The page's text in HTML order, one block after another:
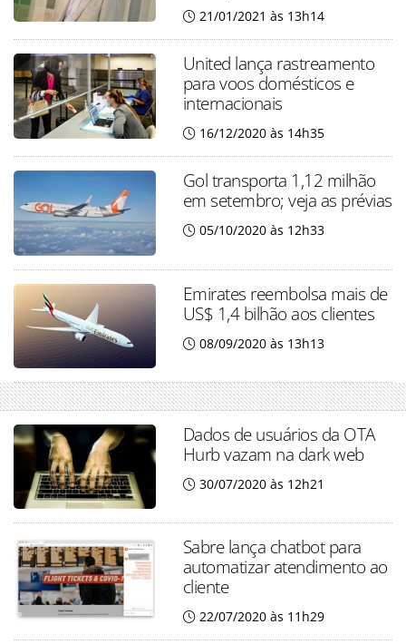
21/01/2021 às 13h14
United lança rastreamento
para voos domésticos e
internacionais
16/12/2020 às 14h35
Gol transporta 1,12 milhão
em setembro; veja as prévias
05/10/2020 às 12h33
Emirates reembolsa mais de
US$ 1,4 bilhão aos clientes
08/09/2020 às 13h13
Dados de usuários da OTA
Hurb vazam na dark web
30/07/2020 às 12h21
Sabre lança chatbot para
automatizar atendimento ao
cliente
22/07/2020 às 11h29